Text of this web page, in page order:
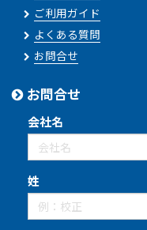
ご利用ガイド
よくある質問
お問合せ
お問合せ
会社名
姓